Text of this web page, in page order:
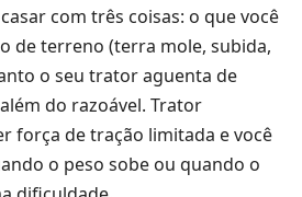
com três coisas: o que você
de terreno (terra mole, subida,
o seu trator aguenta de
do razoável. Trator
força de tração limitada e você
o peso sobe ou quando o